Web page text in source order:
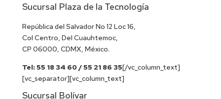
Sucursal Plaza de la Tecnología
República del Salvador No 12 Loc 16,
Col Centro, Del Cuauhtemoc,
CP 06000, CDMX, México.
Tel: 55 18 34 60 / 55 21 86 35[/vc_column_text]
[vc_separator][vc_column_text]
Sucursal Bolívar